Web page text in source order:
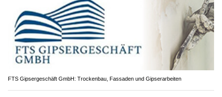
FTS Gipsergeschäft GmbH: Trockenbau, Fassaden und Gipserarbeiten